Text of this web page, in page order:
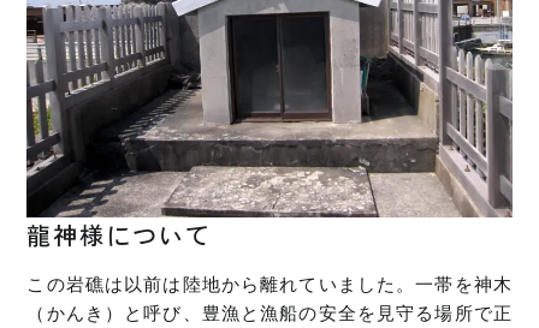
龍神様について
この岩礁は以前は陸地から離れていました。一帯を神木
（かんき）と呼び、豊漁と漁船の安全を見守る場所で正